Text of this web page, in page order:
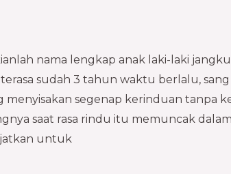
nama lengkap anak laki-laki
sudah 3 tahun waktu berlalu,
menyisakan segenap kerinduan tanpa
saat rasa rindu itu memuncak
untuk